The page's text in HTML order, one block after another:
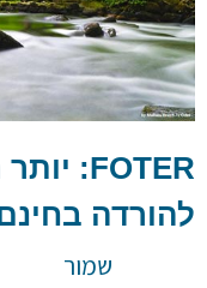
FOTER
להורדה בחינם
שמור